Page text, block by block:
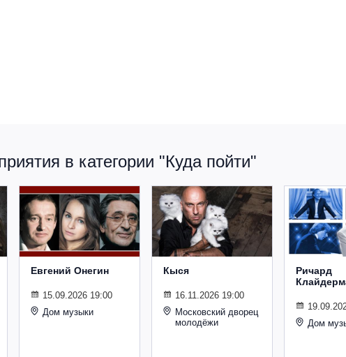
в категории "Куда пойти"
Евгений Онегин
15.09.2026 19:00
Дом музыки
Кыся
16.11.2026 19:00
Московский дворец
молодёжи
Ричард
Дом